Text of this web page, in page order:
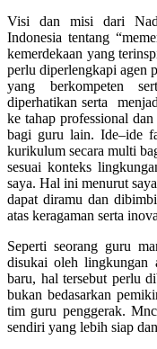
Visi dan misi dari
Indonesia tentang
kemerdekaan yang
perlu diperlengkapi agen
yang berkompeten
diperhatikan serta
ke tahap professional
bagi guru lain. Ide–ide
kurikulum secara multi
sesuai konteks
saya. Hal ini menurut
dapat diramu dan
atas keragaman serta
Seperti seorang guru
disukai oleh lingkungan
baru, hal tersebut perlu
bukan bedasarkan
tim guru penggerak.
sendiri yang lebih siap